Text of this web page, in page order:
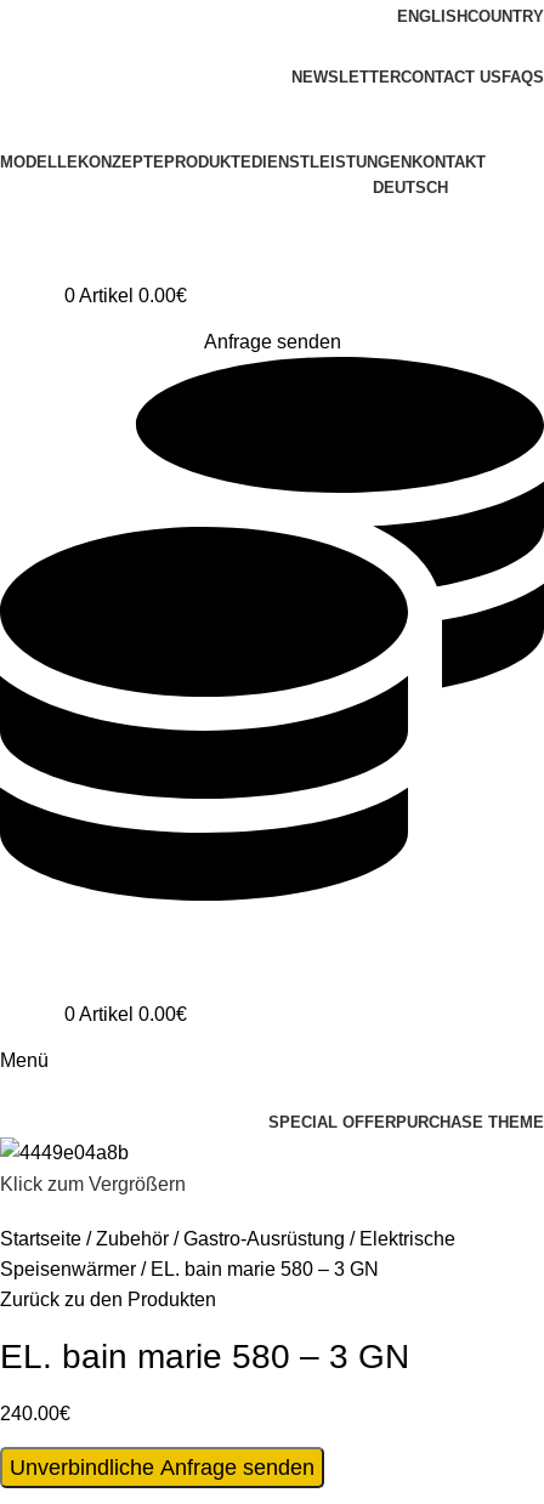
ENGLISHCOUNTRY
NEWSLETTERCONTACT US FAQS
MODELLEKONZEPTEPRODUKTEDIENSTLEISTUNGEN KONTAKT
DEUTSCH
0Artikel 0.00€
Anfrage senden
0Artikel 0.00€
Menü
SPECIAL OFFERPURCHASE THEME
Klick zum Vergrößern
Startseite Zubehör Gastro-Ausrüstung
Elektrische
Speisenwärmer
EL. bain marie 580 – 3 GN
Zurück zu den Produkten
EL. bain marie 580 – 3 GN
240.00€
Unverbindliche Anfrage senden